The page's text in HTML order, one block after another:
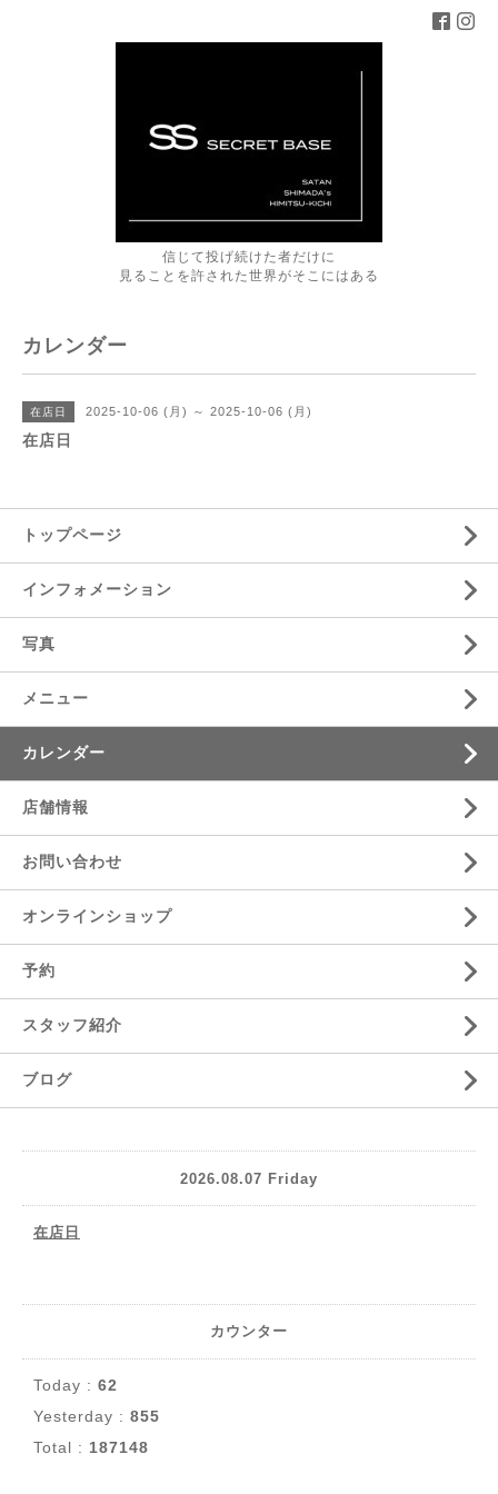
信じて投げ続けた者だけに
見ることを許された世界がそこにはある
カレンダー
在店日 2025-10-06 (月) ～ 2025-10-06 (月)
在店日
トップページ
インフォメーション
写真
メニュー
カレンダー
店舗情報
お問い合わせ
オンラインショップ
予約
スタッフ紹介
ブログ
2026.08.07 Friday
在店日
カウンター
Today : 62
Yesterday : 855
Total : 187148